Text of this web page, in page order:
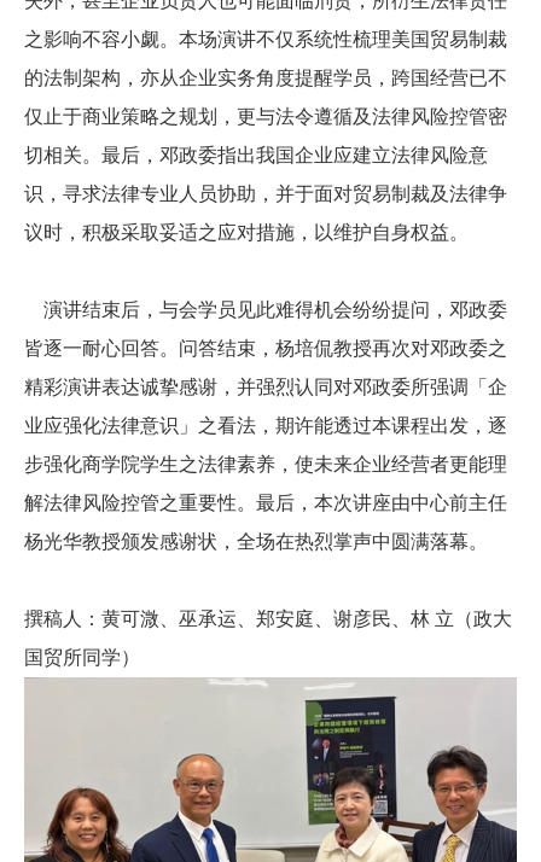
之影响不容小觑。本场演讲不仅系统性梳理美国贸易制裁
的法制架构，亦从企业实务角度提醒学员，跨国经营已不
仅止于商业策略之规划，更与法令遵循及法律风险控管密
切相关。最后，邓政委指出我国企业应建立法律风险意
识，寻求法律专业人员协助，并于面对贸易制裁及法律争
议时，积极采取妥适之应对措施，以维护自身权益。
演讲结束后，与会学员见此难得机会纷纷提问，邓政委
皆逐一耐心回答。问答结束，杨培侃教授再次对邓政委之
精彩演讲表达诚挚感谢，并强烈认同对邓政委所强调「企
业应强化法律意识」之看法，期许能透过本课程出发，逐
步强化商学院学生之法律素养，使未来企业经营者更能理
解法律风险控管之重要性。最后，本次讲座由中心前主任
杨光华教授颁发感谢状，全场在热烈掌声中圆满落幕。
撰稿人：黄可溦、巫承运、郑安庭、谢彦民、林 立（政大
国贸所同学）